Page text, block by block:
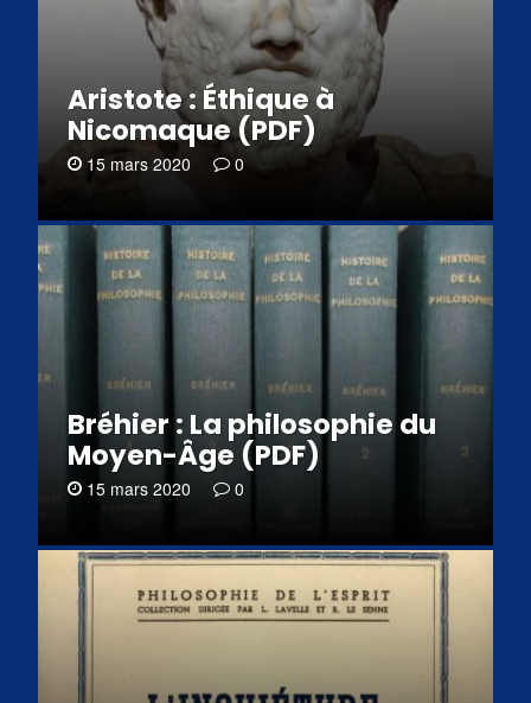
Aristote : Éthique à
Nicomaque (PDF)
15 mars 2020 0
Bréhier : La philosophie du
Moyen-Âge (PDF)
15 mars 2020 0